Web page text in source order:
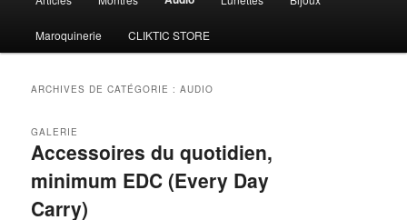
principal
Maroquinerie CLIKTIC STORE
ARCHIVES DE CATÉGORIE :AUDIO
Accessoires du quotidien,
minimum EDC (Every Day
Carry)
GALERIE